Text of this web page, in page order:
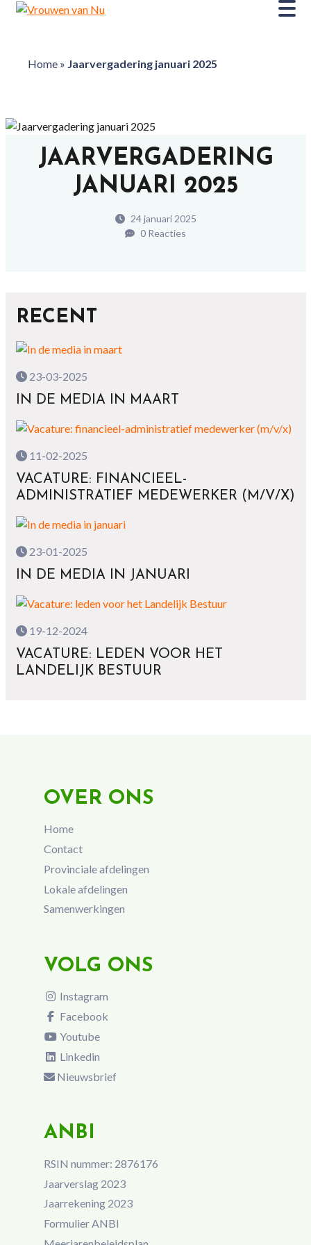
Home» Jaarvergadering januari 2025
JAARVERGADERING
JANUARI 2025
24 januari 2025
0 Reacties
RECENT
23-03-2025
IN DE MEDIA IN MAART
11-02-2025
VACATURE: FINANCIEEL-
ADMINISTRATIEF MEDEWERKER (M/V/X)
23-01-2025
IN DE MEDIA IN JANUARI
19-12-2024
VACATURE: LEDEN VOOR HET
LANDELIJK BESTUUR
OVER ONS
Home
Contact
Provinciale afdelingen
Lokale afdelingen
Samenwerkingen
VOLG ONS
Instagram
Facebook
Youtube
Linkedin
Nieuwsbrief
ANBI
RSIN nummer: 2876176
Jaarverslag 2023
Jaarrekening 2023
Formulier ANBI